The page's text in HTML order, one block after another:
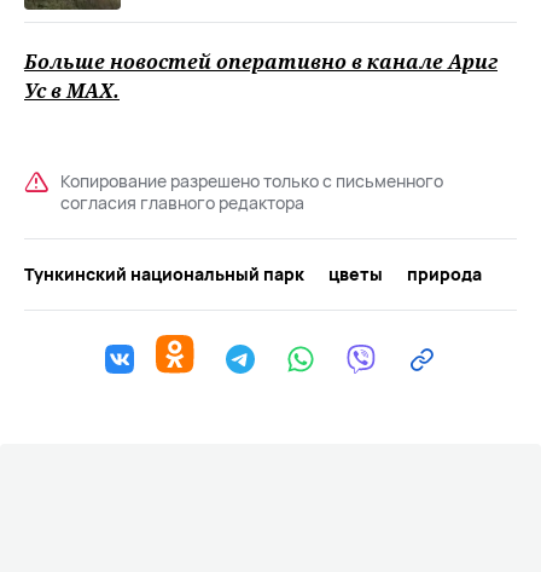
Больше новостей оперативно в канале Ариг
Ус вMAХ.
Копирование разрешено только с письменного
согласия главного редактора
Тункинский национальный парк цветы природа